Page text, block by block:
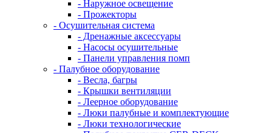
- Наружное освещение
- Прожекторы
- Осушительная система
- Дренажные аксессуары
- Насосы осушительные
- Панели управления помп
- Палубное оборудование
- Весла, багры
- Крышки вентиляции
- Леерное оборудование
- Люки палубные и комплектующие
- Люки технологические